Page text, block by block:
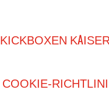
KICKBOXEN
COOKIE-